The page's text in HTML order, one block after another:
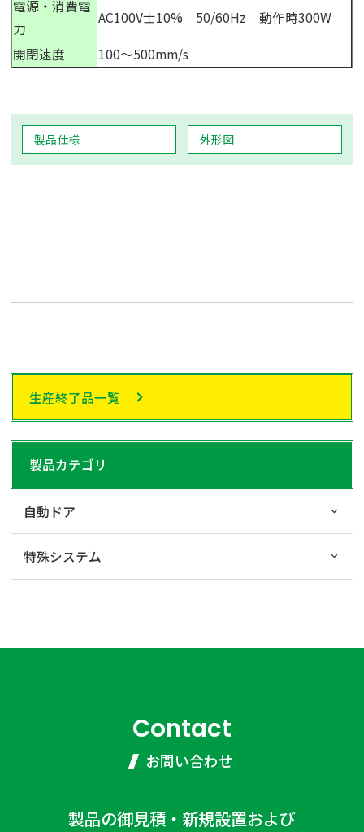
電源・消費電
力
AC100V士10% 50/60Hz 動作時300W
開閉速度
100～500mm/s
製品仕様 外形図
生産終了品一覧
製品カテゴリ
自動ドア
特殊システム
Contact
お問い合わせ
製品の御見積・新規設置および